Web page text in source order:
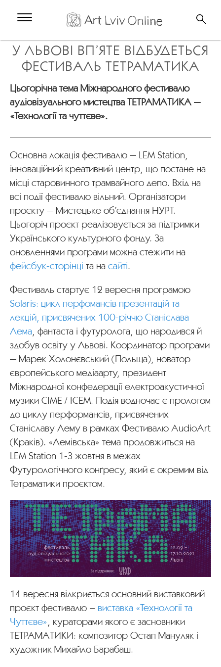
У ЛЬВОВІ ВП’ЯТЕ ВІДБУДЕТЬСЯ
ФЕСТИВАЛЬ ТЕТРАМАТИКА
Цьогорічна тема Міжнародного фестивалю
аудіовізуального мистецтва ТЕТРАМАТИКА —
«Технології та чуттєве».
Основна локація фестивалю — LEM Station,
інноваційний креативний центр, що постане на
місці старовинного трамвайного депо. Вхід на
всі події фестивалю вільний. Організатори
проєкту — Мистецьке об’єднання НУРТ.
Цьогоріч проєкт реалізовується за підтримки
Українського культурного фонду. За
оновленнями програми можна стежити на
фейсбук-сторінці та на сайті.
Фестиваль стартує 12 вересня програмою
Solaris: цикл перфомансів презентацій та
лекцій, присвячених 100-річчю Станіслава
Лема , фантаста і футуролога, що народився й
здобув освіту у Львові. Координатор програми
— Марек Холонєвський (Польща), новатор
європейського медіаарту, президент
Міжнародної конфедерації електроакустичної
музики CIME / ICEM. Подія водночас є прологом
до циклу перформансів, присвячених
Станіславу Лему в рамках Фестивалю AudioArt
(Краків). «Лемівська» тема продовжиться на
LEM Station 1-3 жовтня в межах
Футурологічного конґресу, який є окремим від
Тетраматики проєктом.
14 вересня відкриється основний виставковий
проєкт фестивалю – виставка «Технології та
Чуттєве» , кураторами якого є засновники
ТЕТРАМАТИКИ: композитор Остап Мануляк і
художник Михайло Барабаш.